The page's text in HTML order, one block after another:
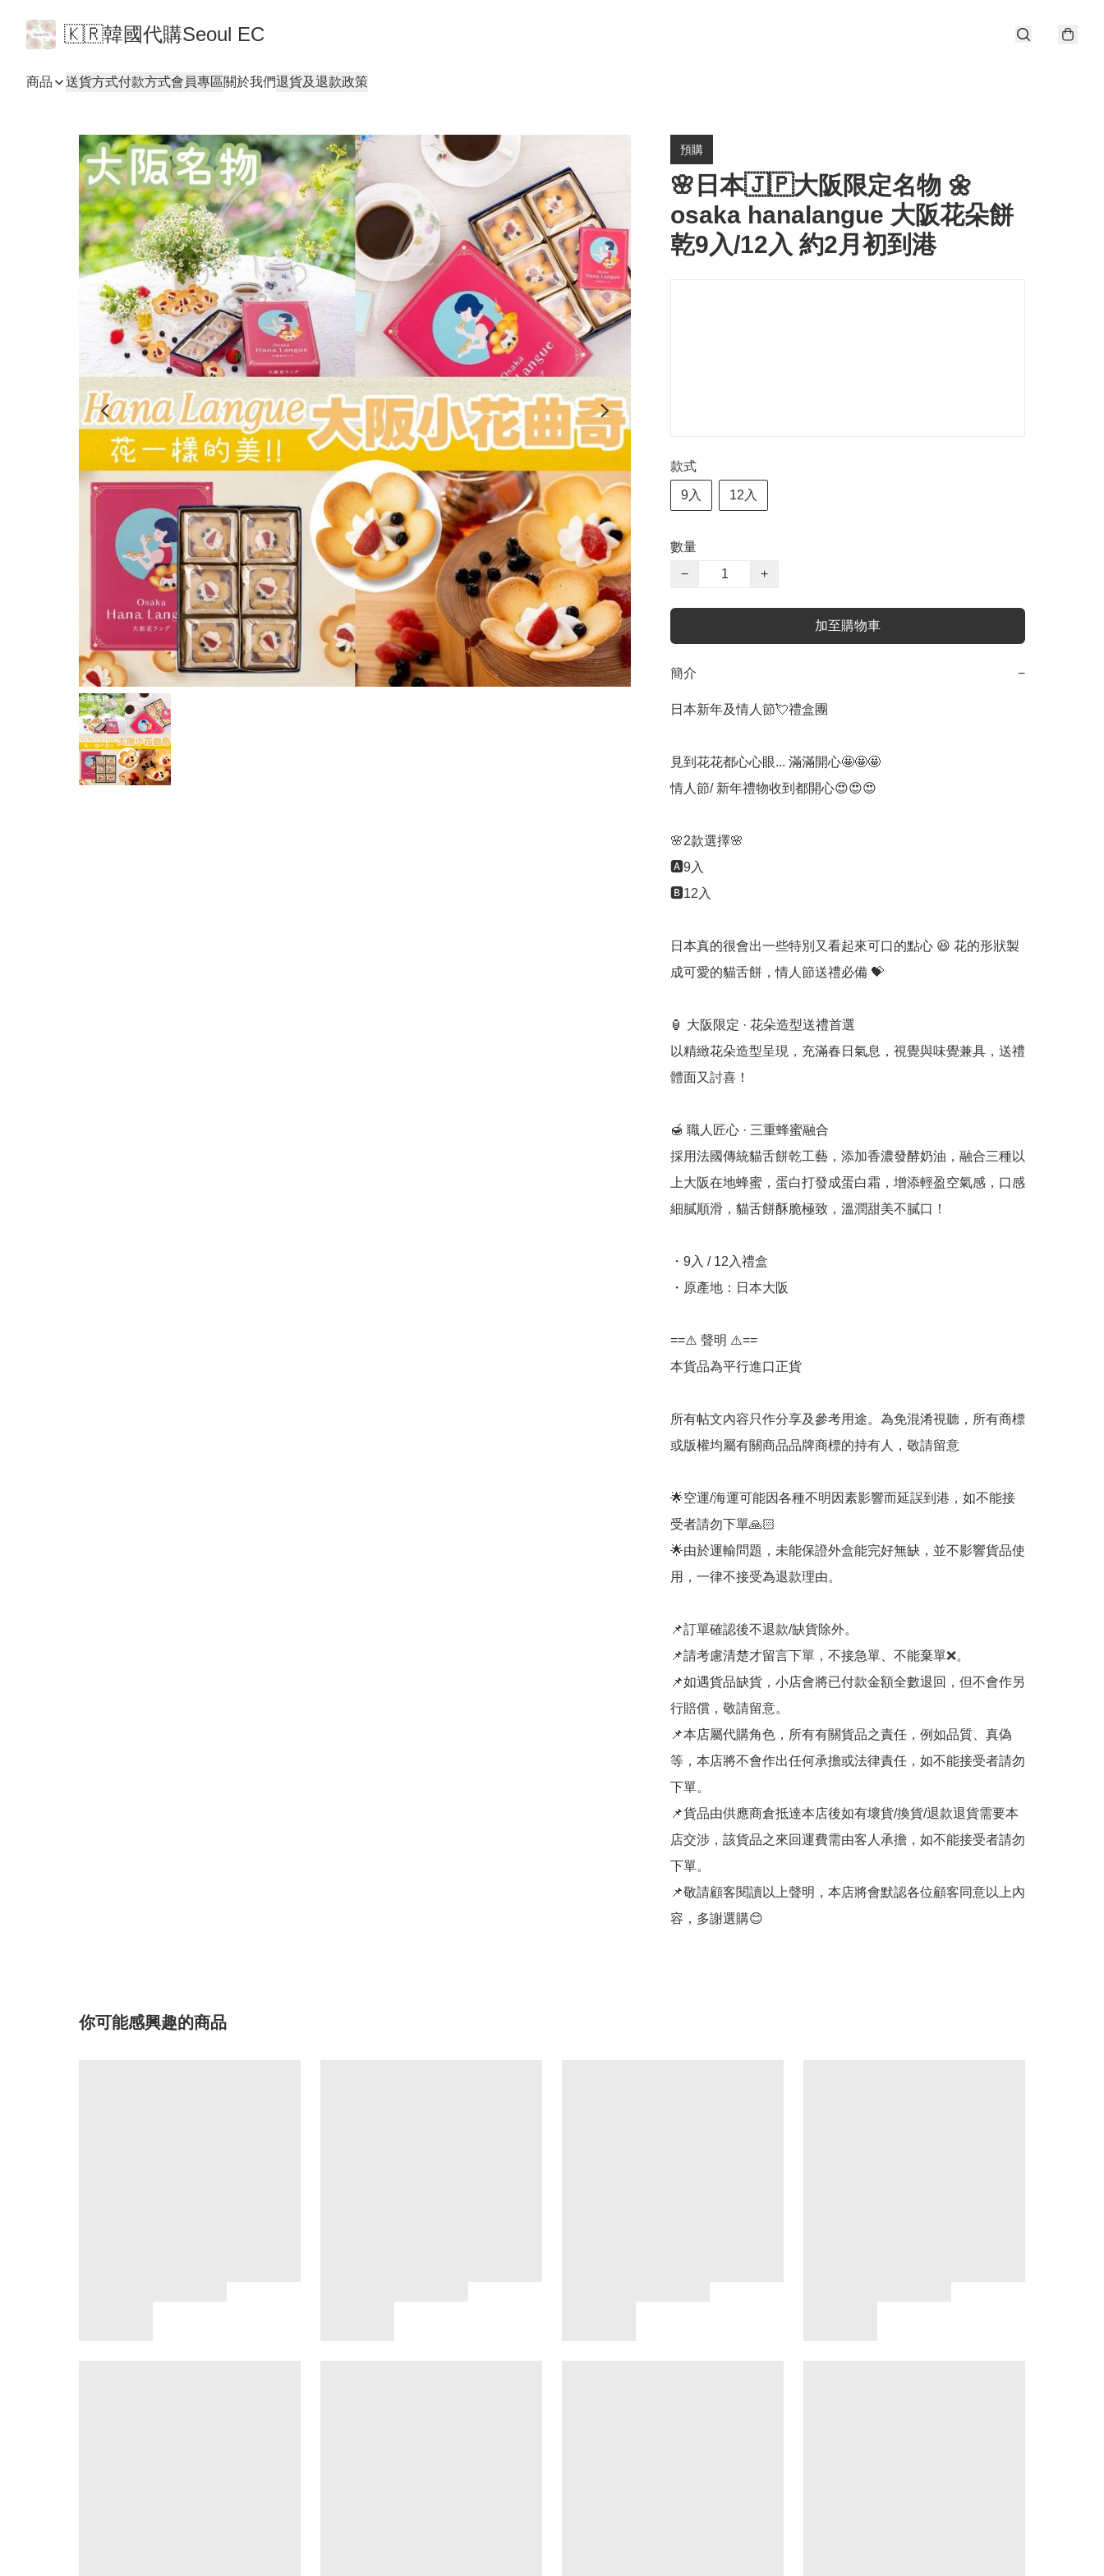
🇰🇷韓國代購Seoul EC
商品 送貨方式付款方式會員專區關於我們退貨及退款政策
預購
🌸日本🇯🇵大阪限定名物 🌼
osaka hanalangue 大阪花朵餅
乾9入/12入 約2月初到港
款式
9入 12入
數量
−
+
加至購物車
簡介 −
日本新年及情人節💘禮盒團
見到花花都心心眼... 滿滿開心🤩🤩🤩
情人節/ 新年禮物收到都開心😍😍😍
🌸2款選擇🌸
🅰️9入
🅱️12入
日本真的很會出一些特別又看起來可口的點心 😆 花的形狀製
成可愛的貓舌餅，情人節送禮必備 💝
🏮 大阪限定 · 花朵造型送禮首選
以精緻花朵造型呈現，充滿春日氣息，視覺與味覺兼具，送禮
體面又討喜！
🍯 職人匠心 · 三重蜂蜜融合
採用法國傳統貓舌餅乾工藝，添加香濃發酵奶油，融合三種以
上大阪在地蜂蜜，蛋白打發成蛋白霜，增添輕盈空氣感，口感
細膩順滑，貓舌餅酥脆極致，溫潤甜美不膩口！
・9入 / 12入禮盒
・原產地：日本大阪
==⚠️ 聲明 ⚠️==
本貨品為平行進口正貨
所有帖文內容只作分享及參考用途。為免混淆視聽，所有商標
或版權均屬有關商品品牌商標的持有人，敬請留意
🌟空運/海運可能因各種不明因素影響而延誤到港，如不能接
受者請勿下單🙏🏻
🌟由於運輸問題，未能保證外盒能完好無缺，並不影響貨品使
用，一律不接受為退款理由。
📌訂單確認後不退款/缺貨除外。
📌請考慮清楚才留言下單，不接急單、不能棄單❌。
📌如遇貨品缺貨，小店會將已付款金額全數退回，但不會作另
行賠償，敬請留意。
📌本店屬代購角色，所有有關貨品之責任，例如品質、真偽
等，本店將不會作出任何承擔或法律責任，如不能接受者請勿
下單。
📌貨品由供應商倉抵達本店後如有壞貨/換貨/退款退貨需要本
店交涉，該貨品之來回運費需由客人承擔，如不能接受者請勿
下單。
📌敬請顧客閱讀以上聲明，本店將會默認各位顧客同意以上內
容，多謝選購😊
你可能感興趣的商品